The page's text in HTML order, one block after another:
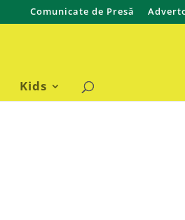
Comunicate de Presă
Kids